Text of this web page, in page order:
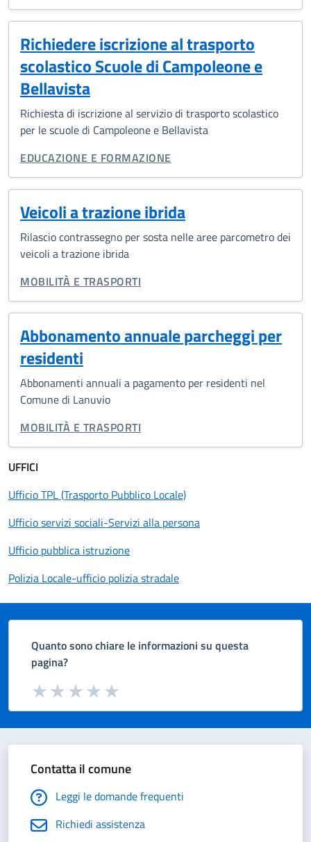
Richiedere iscrizione al trasporto
scolastico Scuole di Campoleone e
Bellavista
Richiesta di iscrizione al servizio di trasporto scolastico
per le scuole di Campoleone e Bellavista
CATEGORIA CORRELATA:
EDUCAZIONE E FORMAZIONE
Veicoli a trazione ibrida
Rilascio contrassegno per sosta nelle aree parcometro dei
veicoli a trazione ibrida
CATEGORIA CORRELATA:
MOBILITÀ E TRASPORTI
Abbonamento annuale parcheggi per
residenti
Abbonamenti annuali a pagamento per residenti nel
Comune di Lanuvio
CATEGORIA CORRELATA:
MOBILITÀ E TRASPORTI
UFFICI
Ufficio TPL (Trasporto Pubblico Locale)
Ufficio servizi sociali-Servizi alla persona
Ufficio pubblica istruzione
Polizia Locale-ufficio polizia stradale
Quanto sono chiare le informazioni su questa
pagina?
Valuta da 1 a 5 stelle la pagina
Valuta 5 stelle su 5
Valuta 4 stelle su 5
Valuta 3 stelle su 5
Valuta 2 stelle su 5
Valuta 1 stelle su 5
Contatta il comune
Leggi le domande frequenti
Richiedi assistenza